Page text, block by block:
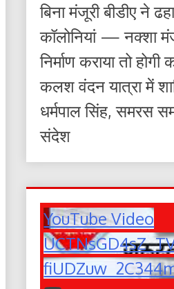
बिना मंजूरी बीडीए ने
कॉलोनियां — नक्शा
निर्माण कराया तो होगी
कलश वंदन यात्रा में
धर्मपाल सिंह, समरस
संदेश
YouTube Video